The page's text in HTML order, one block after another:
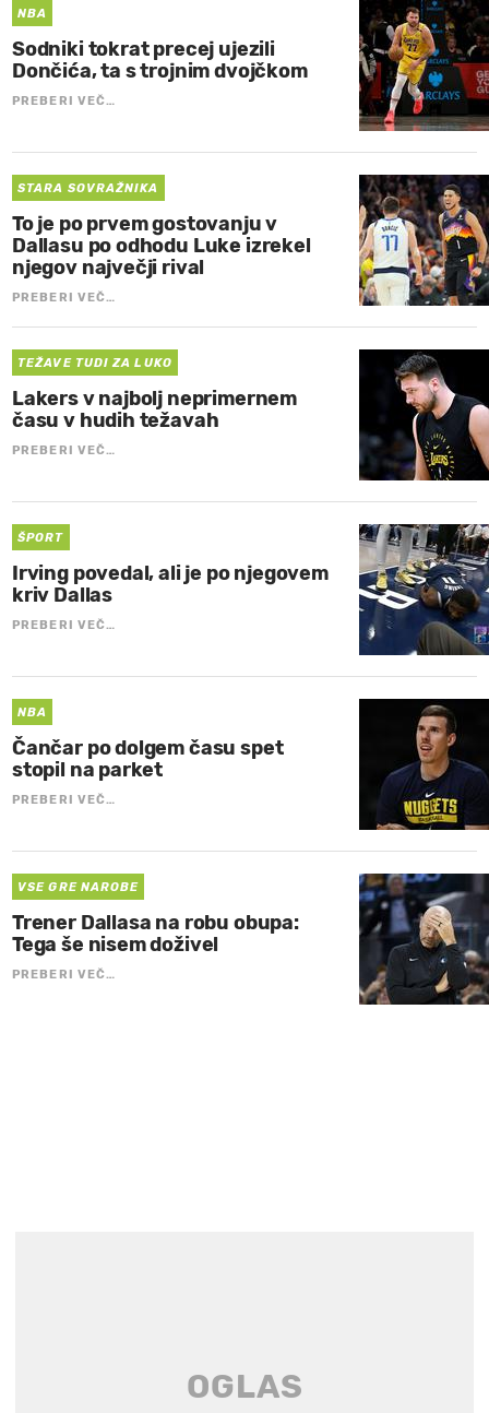
NBA
Sodniki tokrat precej ujezili
Dončića, ta s trojnim dvojčkom
PREBERI VEČ…
STARA SOVRAŽNIKA
To je po prvem gostovanju v
Dallasu po odhodu Luke izrekel
njegov največji rival
PREBERI VEČ…
TEŽAVE TUDI ZA LUKO
Lakers v najbolj neprimernem
času v hudih težavah
PREBERI VEČ…
ŠPORT
Irving povedal, ali je po njegovem
kriv Dallas
PREBERI VEČ…
NBA
Čančar po dolgem času spet
stopil na parket
PREBERI VEČ…
VSE GRE NAROBE
Trener Dallasa na robu obupa:
Tega še nisem doživel
PREBERI VEČ…